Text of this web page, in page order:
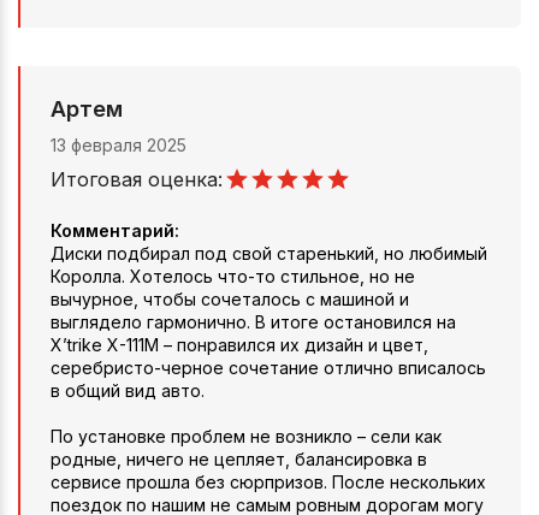
Артем
13 февраля 2025
Итоговая оценка:
Комментарий:
Диски подбирал под свой старенький, но любимый
Королла. Хотелось что-то стильное, но не
вычурное, чтобы сочеталось с машиной и
выглядело гармонично. В итоге остановился на
X’trike X-111М – понравился их дизайн и цвет,
серебристо-черное сочетание отлично вписалось
в общий вид авто.
По установке проблем не возникло – сели как
родные, ничего не цепляет, балансировка в
сервисе прошла без сюрпризов. После нескольких
поездок по нашим не самым ровным дорогам могу